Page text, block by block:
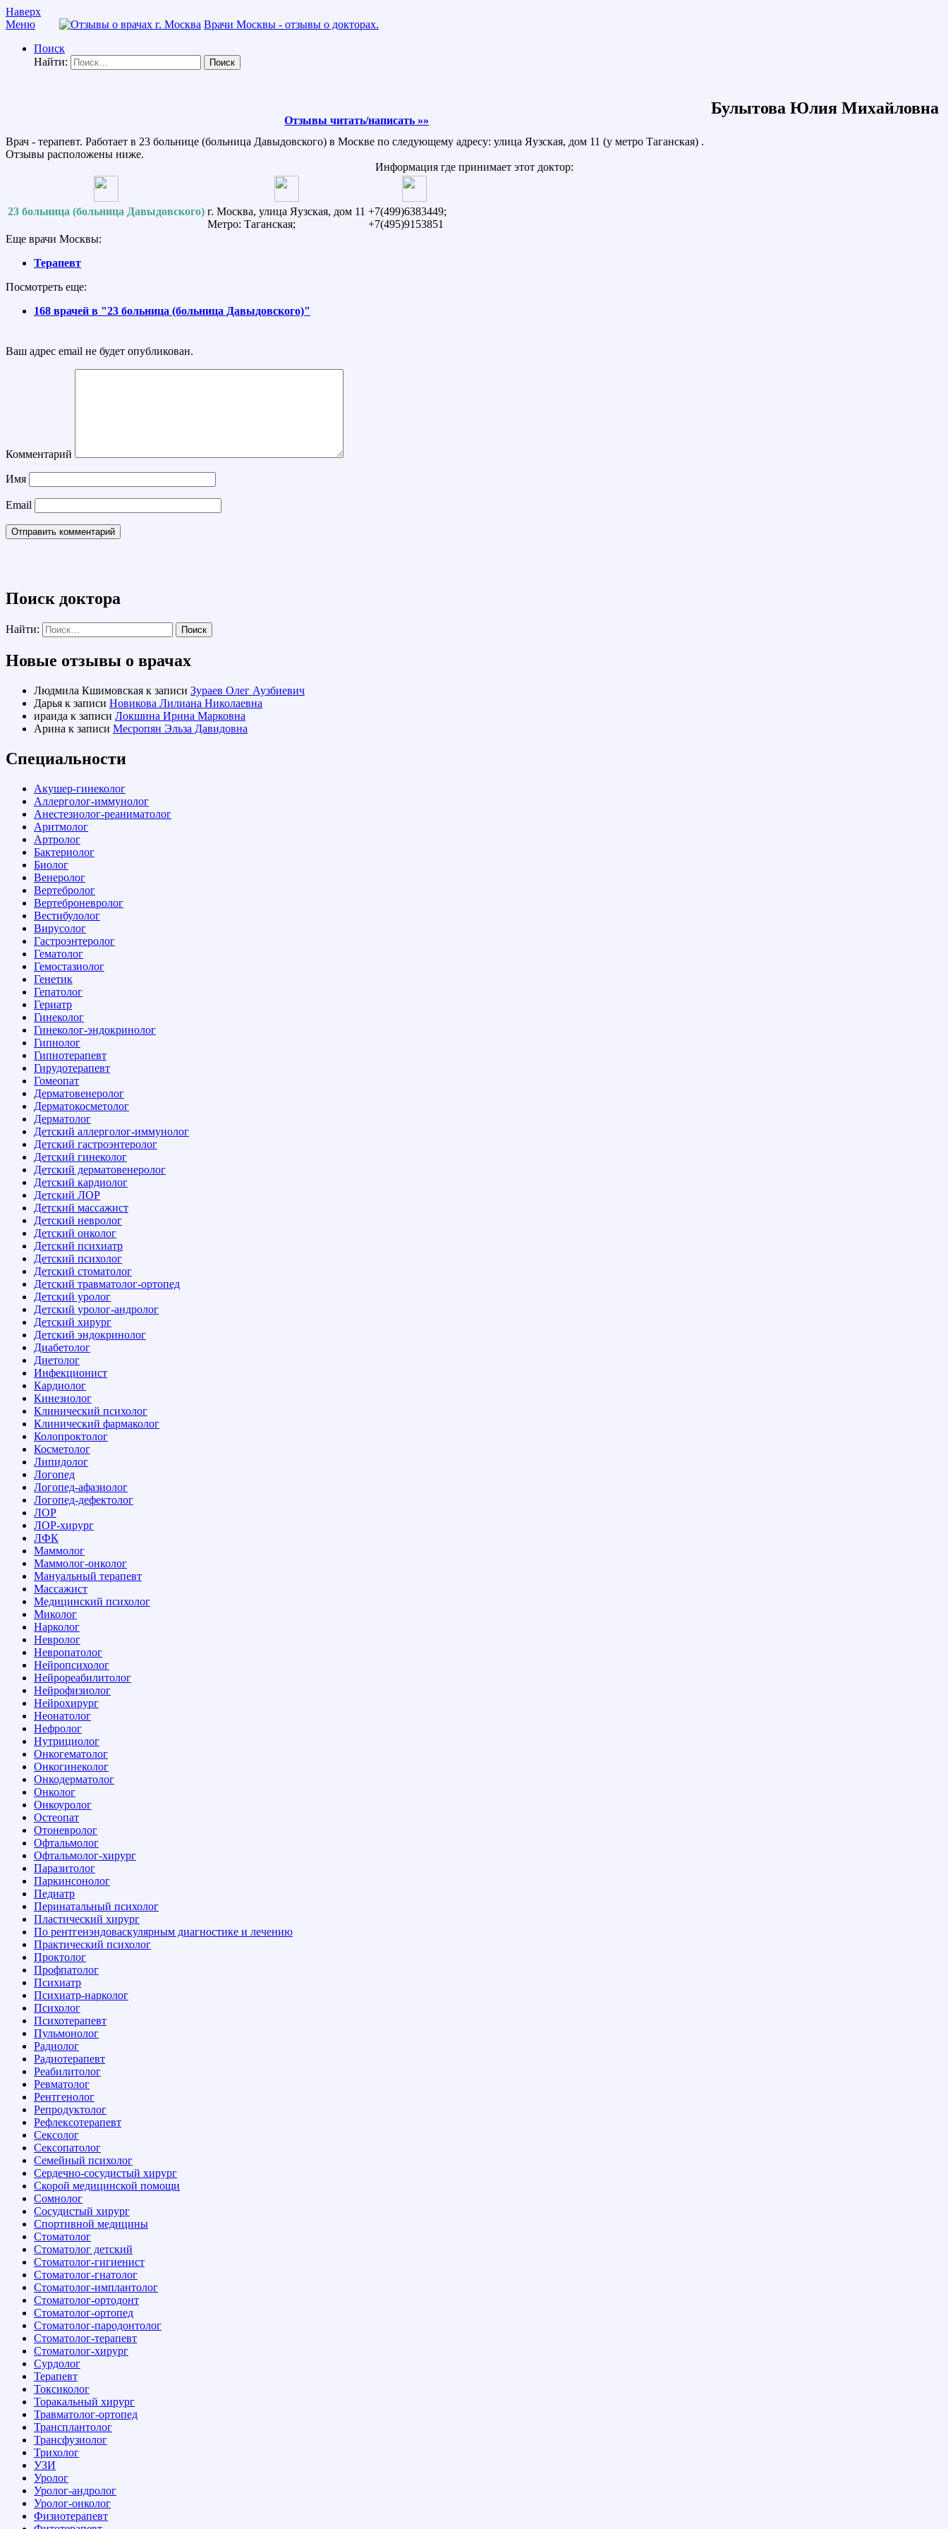
Наверх
Меню
Врачи Москвы - отзывы о докторах.
Поиск
Найти:
Отзывы читать/написать »»
Булытова Юлия Михайловна
Врач - терапевт. Работает в 23 больнице (больница Давыдовского) в Москве по следующему адресу: улица Яузская, дом 11 (у метро Таганская) .
Отзывы расположены ниже.
Информация где принимает этот доктор:
23 больница (больница Давыдовского) г. Москва, улица Яузская, дом 11
Метро: Таганская;
+7(499)6383449;
+7(495)9153851
Еще врачи Москвы:
Терапевт
Посмотреть еще:
168 врачей в "23 больница (больница Давыдовского)"
Ваш адрес email не будет опубликован.
Комментарий
Имя
Email
Поиск доктора
Найти:
Новые отзывы о врачах
Людмила Кшимовская к записи Зураев Олег Аузбиевич
Дарья к записи Новикова Лилиана Николаевна
ираида к записи Локшина Ирина Марковна
Арина к записи Месропян Эльза Давидовна
Специальности
Акушер-гинеколог
Аллерголог-иммунолог
Анестезиолог-реаниматолог
Аритмолог
Артролог
Бактериолог
Биолог
Венеролог
Вертебролог
Вертеброневролог
Вестибулолог
Вирусолог
Гастроэнтеролог
Гематолог
Гемостазиолог
Генетик
Гепатолог
Гериатр
Гинеколог
Гинеколог-эндокринолог
Гипнолог
Гипнотерапевт
Гирудотерапевт
Гомеопат
Дерматовенеролог
Дерматокосметолог
Дерматолог
Детский аллерголог-иммунолог
Детский гастроэнтеролог
Детский гинеколог
Детский дерматовенеролог
Детский кардиолог
Детский ЛОР
Детский массажист
Детский невролог
Детский онколог
Детский психиатр
Детский психолог
Детский стоматолог
Детский травматолог-ортопед
Детский уролог
Детский уролог-андролог
Детский хирург
Детский эндокринолог
Диабетолог
Диетолог
Инфекционист
Кардиолог
Кинезиолог
Клинический психолог
Клинический фармаколог
Колопроктолог
Косметолог
Липидолог
Логопед
Логопед-афазиолог
Логопед-дефектолог
ЛОР
ЛОР-хирург
ЛФК
Маммолог
Маммолог-онколог
Мануальный терапевт
Массажист
Медицинский психолог
Миколог
Нарколог
Невролог
Невропатолог
Нейропсихолог
Нейрореабилитолог
Нейрофизиолог
Нейрохирург
Неонатолог
Нефролог
Нутрициолог
Онкогематолог
Онкогинеколог
Онкодерматолог
Онколог
Онкоуролог
Остеопат
Отоневролог
Офтальмолог
Офтальмолог-хирург
Паразитолог
Паркинсонолог
Педиатр
Перинатальный психолог
Пластический хирург
По рентгенэндоваскулярным диагностике и лечению
Практический психолог
Проктолог
Профпатолог
Психиатр
Психиатр-нарколог
Психолог
Психотерапевт
Пульмонолог
Радиолог
Радиотерапевт
Реабилитолог
Ревматолог
Рентгенолог
Репродуктолог
Рефлексотерапевт
Сексолог
Сексопатолог
Семейный психолог
Сердечно-сосудистый хирург
Скорой медицинской помощи
Сомнолог
Сосудистый хирург
Спортивной медицины
Стоматолог
Стоматолог детский
Стоматолог-гигиенист
Стоматолог-гнатолог
Стоматолог-имплантолог
Стоматолог-ортодонт
Стоматолог-ортопед
Стоматолог-пародонтолог
Стоматолог-терапевт
Стоматолог-хирург
Сурдолог
Терапевт
Токсиколог
Торакальный хирург
Травматолог-ортопед
Трансплантолог
Трансфузиолог
Трихолог
УЗИ
Уролог
Уролог-андролог
Уролог-онколог
Физиотерапевт